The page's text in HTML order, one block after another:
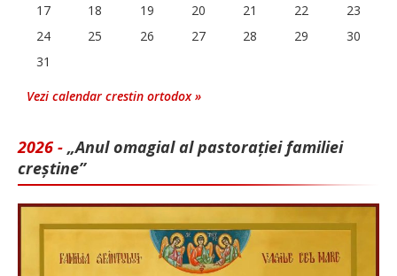
17
18 19 20 21 22
23
24
25 26 27 28 29
30
31
Vezi calendar crestin ortodox »
2026 - „Anul omagial al pastorației familiei
creștine”